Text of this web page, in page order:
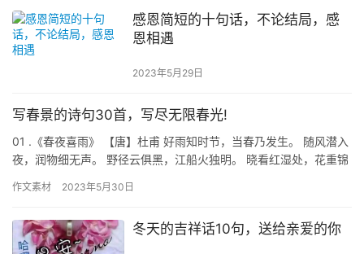
感恩简短的十句话，不论结局，感
恩相遇
2023年5月29日
写春景的诗句30首，写尽无限春光!
01 .《春夜喜雨》 【唐】杜甫 好雨知时节，当春乃发生。 随风潜入
夜，润物细无声。 野径云俱黑，江船火独明。 晓看红湿处，花重锦
作文素材 2023年5月30日
冬天的吉祥话10句，送给亲爱的你